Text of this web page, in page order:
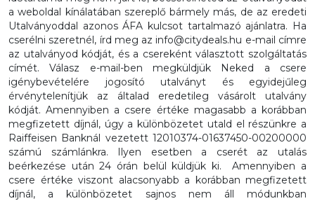
a weboldal kínálatában szereplő bármely más, de az eredeti
Utalványoddal azonos ÁFA kulcsot tartalmazó ajánlatra. Ha
cserélni szeretnél, írd meg az info@citydeals.hu e-mail címre
az utalványod kódját, és a csereként választott szolgáltatás
címét. Válasz e-mail-ben megküldjük Neked a csere
igénybevételére jogosító utalványt és egyidejűleg
érvénytelenítjük az általad eredetileg vásárolt utalvány
kódját. Amennyiben a csere értéke magasabb a korábban
megfizetett díjnál, úgy a különbözetet utald el részünkre a
Raiffeisen Banknál vezetett 12010374-01637450-00200000
számú számlánkra. Ilyen esetben a cserét az utalás
beérkezése után 24 órán belül küldjük ki. Amennyiben a
csere értéke viszont alacsonyabb a korábban megfizetett
díjnál, a különbözetet sajnos nem áll módunkban